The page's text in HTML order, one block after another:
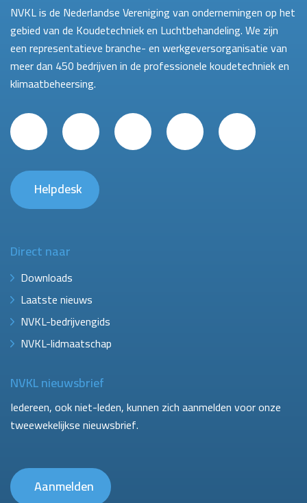
NVKL is de Nederlandse Vereniging van ondernemingen op het
gebied van de Koudetechniek en Luchtbehandeling. We zijn
een representatieve branche- en werkgeversorganisatie van
meer dan 450 bedrijven in de professionele koudetechniek en
klimaatbeheersing.
Helpdesk
Direct naar
Downloads
Laatste nieuws
NVKL-bedrijvengids
NVKL-lidmaatschap
NVKL nieuwsbrief
Iedereen, ook niet-leden, kunnen zich aanmelden voor onze
tweewekelijkse nieuwsbrief.
Aanmelden